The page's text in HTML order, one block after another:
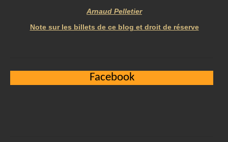
Arnaud Pelletier
Note sur les billets de ce blog et droit de réserve
Facebook